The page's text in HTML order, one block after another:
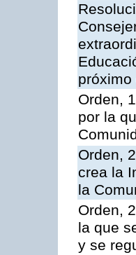
próximo
Orden,
por la
Orden,
crea la
la
Orden,
la que
y se